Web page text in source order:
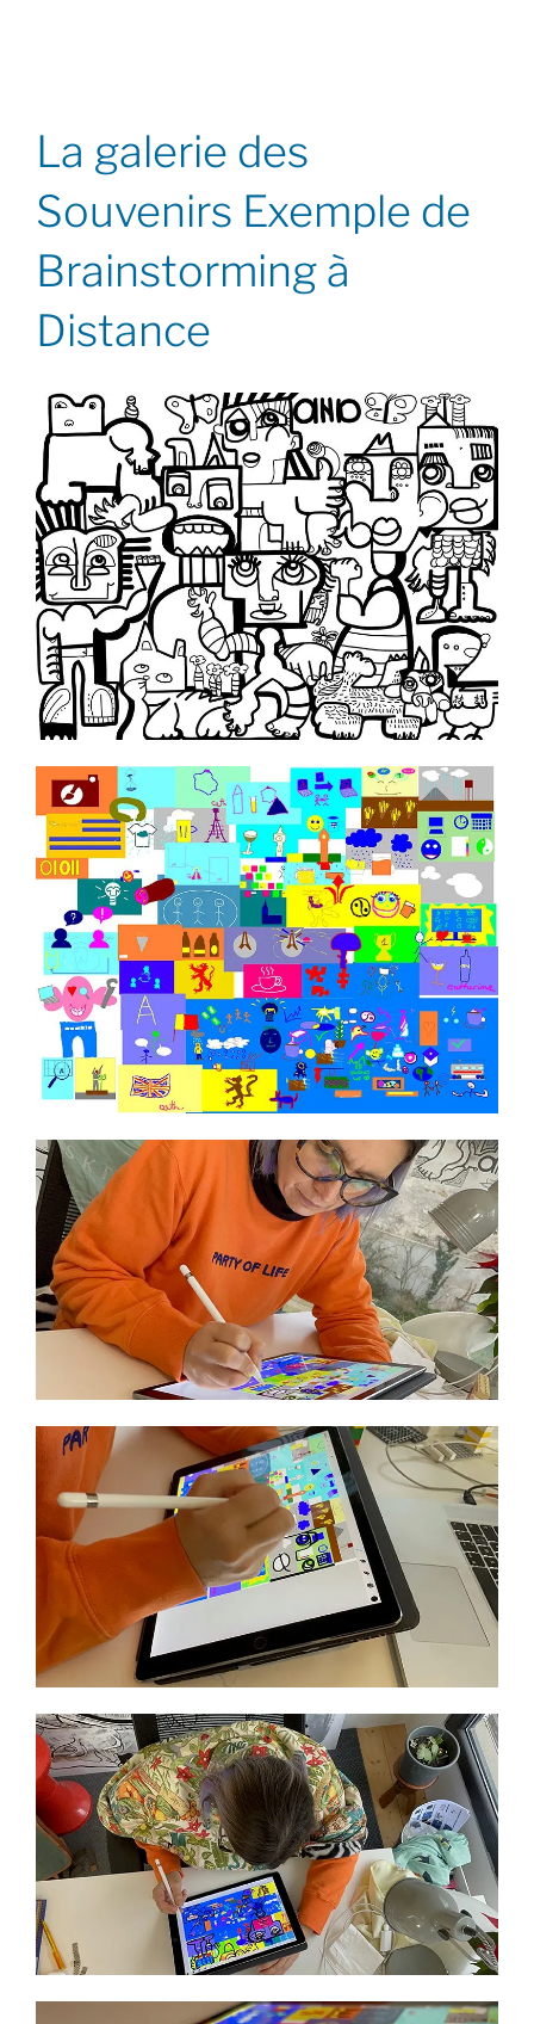
La galerie des
Souvenirs Exemple de
Brainstorming à
Distance